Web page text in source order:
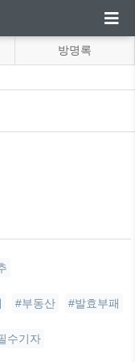
방명록
#부동산 #발효부패
수기자